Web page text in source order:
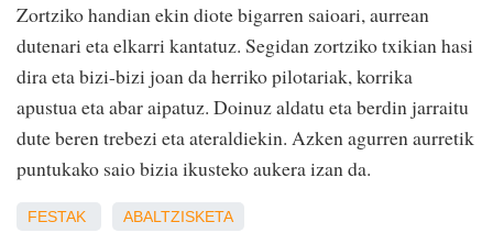
Zortziko handian ekin diote bigarren saioari, aurrean
dutenari eta elkarri kantatuz. Segidan zortziko txikian hasi
dira eta bizi-bizi joan da herriko pilotariak, korrika
apustua eta abar aipatuz. Doinuz aldatu eta berdin jarraitu
dute beren trebezi eta ateraldiekin. Azken agurren aurretik
puntukako saio bizia ikusteko aukera izan da.
FESTAK ABALTZISKETA